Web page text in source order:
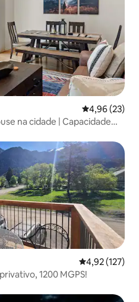
4,96 de uma
4,96 (23)
na cidade | Capacidade
4,92 de uma
4,92 (127)
1200 MGPS!